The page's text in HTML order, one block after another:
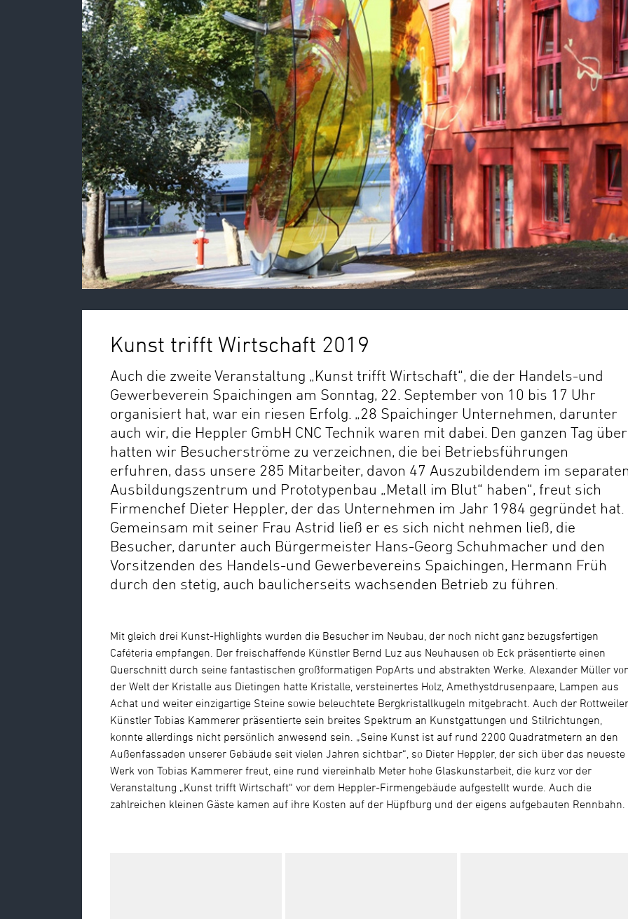
Kunst trifft Wirtschaft 2019
Auch die zweite Veranstaltung „Kunst trifft Wirtschaft“, die der Handels-und
Gewerbeverein Spaichingen am Sonntag, 22. September von 10 bis 17 Uhr
organisiert hat, war ein riesen Erfolg. „28 Spaichinger Unternehmen, darunter
auch wir, die Heppler GmbH CNC Technik waren mit dabei. Den ganzen Tag über
hatten wir Besucherströme zu verzeichnen, die bei Betriebsführungen
erfuhren, dass unsere 285 Mitarbeiter, davon 47 Auszubildendem im
Ausbildungszentrum und Prototypenbau „Metall im Blut“ haben“, freut sich
Firmenchef Dieter Heppler, der das Unternehmen im Jahr 1984 gegründet hat.
Gemeinsam mit seiner Frau Astrid ließ er es sich nicht nehmen ließ, die
Besucher, darunter auch Bürgermeister Hans-Georg Schuhmacher und den
Vorsitzenden des Handels-und Gewerbevereins Spaichingen, Hermann Früh
durch den stetig, auch baulicherseits wachsenden Betrieb zu führen.
Mit gleich drei Kunst-Highlights wurden die Besucher im Neubau, der noch nicht ganz bezugsfertigen
Caféteria empfangen. Der freischaffende Künstler Bernd Luz aus Neuhausen ob Eck präsentierte einen
Querschnitt durch seine fantastischen großformatigen PopArts und abstrakten Werke. Alexander Müller
der Welt der Kristalle aus Dietingen hatte Kristalle, versteinertes Holz, Amethystdrusenpaare, Lampen aus
Achat und weiter einzigartige Steine sowie beleuchtete Bergkristallkugeln mitgebracht. Auch der Rottweiler
Künstler Tobias Kammerer präsentierte sein breites Spektrum an Kunstgattungen und Stilrichtungen,
konnte allerdings nicht persönlich anwesend sein. „Seine Kunst ist auf rund 2200 Quadratmetern an den
Außenfassaden unserer Gebäude seit vielen Jahren sichtbar“, so Dieter Heppler, der sich über das neueste
Werk von Tobias Kammerer freut, eine rund viereinhalb Meter hohe Glaskunstarbeit, die kurz vor der
Veranstaltung „Kunst trifft Wirtschaft“ vor dem Heppler-Firmengebäude aufgestellt wurde. Auch die
zahlreichen kleinen Gäste kamen auf ihre Kosten auf der Hüpfburg und der eigens aufgebauten Rennbahn.